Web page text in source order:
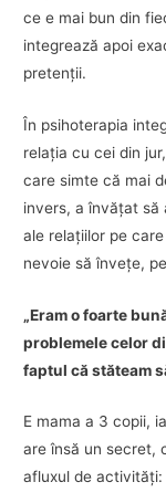
ce e mai bun din
integrează apoi
pretenţii.
În psihoterapia
relaţia cu cei din
care simte că mai
invers, a învăţat să
ale relaţiilor pe
nevoie să înveţe,
„Eram o foarte
problemele celor
faptul că stăteam
E mama a 3 copii,
are însă un secret,
afluxul de activităţi: